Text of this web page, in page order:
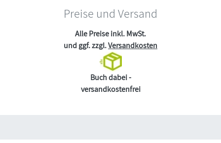
Preise und Versand
Alle Preise inkl. MwSt.
und ggf. zzgl.Versandkosten
Buch dabei -
versandkostenfrei